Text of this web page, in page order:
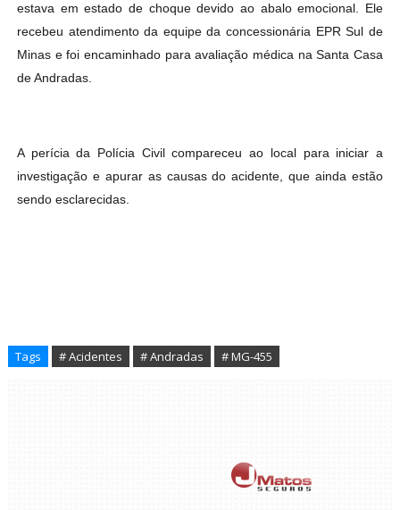
estava em estado de choque devido ao abalo emocional. Ele
recebeu atendimento da equipe da concessionária EPR Sul de
Minas e foi encaminhado para avaliação médica na Santa Casa
de Andradas.
A perícia da Polícia Civil compareceu ao local para iniciar a
investigação e apurar as causas do acidente, que ainda estão
sendo esclarecidas.
Tags # Acidentes # Andradas # MG-455